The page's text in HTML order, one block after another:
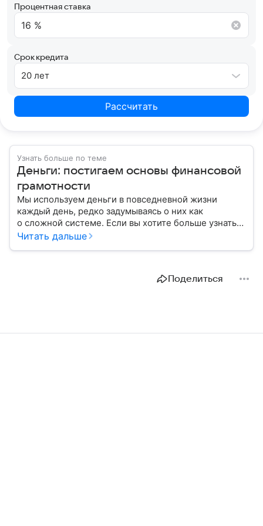
Процентная ставка
Срок кредита
20 лет
Рассчитать
Узнать больше по теме
Деньги: постигаем основы финансовой
грамотности
Мы используем деньги в повседневной жизни
каждый день, редко задумываясь о них как
о сложной системе. Если вы хотите больше узнать
об этом финансовом инструменте и его функциях,
Читать дальше
Поделиться